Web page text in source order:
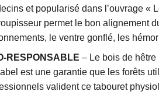
et popularisé dans l’ouvrage «
permet le bon alignement
le ventre gonflé, les
RESPONSABLE – Le bois de
est une garantie que les forêts
valident ce tabouret